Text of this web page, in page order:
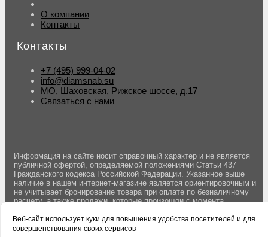
О компании
Контакты
Контакты
+7 (495) 999-04-02
info@diamsnab.su
МО, Шаховская, Рижское шоссе, д.17
Связаться с нами
Информация на сайте носит справочный характер и не является
публичной офертой, определяемой положениями Статьи 437
Гражданского кодекса Российской Федерации. Указанное выше
наличие в нашем интернет-магазине является ориентировочным и
не учитывает бронирование товара при оплате по безналичному
расчету, а также продажи, которые произошли с момента
резерв товара оформив заказ на сайте. Бронирование товара
осуществляется после подтверждения заказа менеджером.
Веб-сайт использует куки для повышения удобства посетителей и для
совершенствования своих сервисов